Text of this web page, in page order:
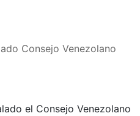
Consejo Venezolano
el Consejo Venezolano